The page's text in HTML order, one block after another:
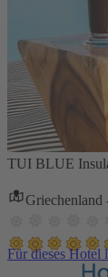
TUI BLUE
Griechenland
Für dieses Hotel